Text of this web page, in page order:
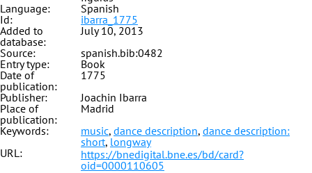
Language:
Spanish
Id:
ibarra_1775
Added to
database:
July 10, 2013
Source:
spanish.bib:0482
Entry type:
Book
Date of
publication:
1775
Publisher:
Joachin Ibarra
Place of
publication:
Madrid
Keywords:
music, dance description, dance description:
short, longway
URL:
https://bnedigital.bne.es/bd/card?
oid=0000110605